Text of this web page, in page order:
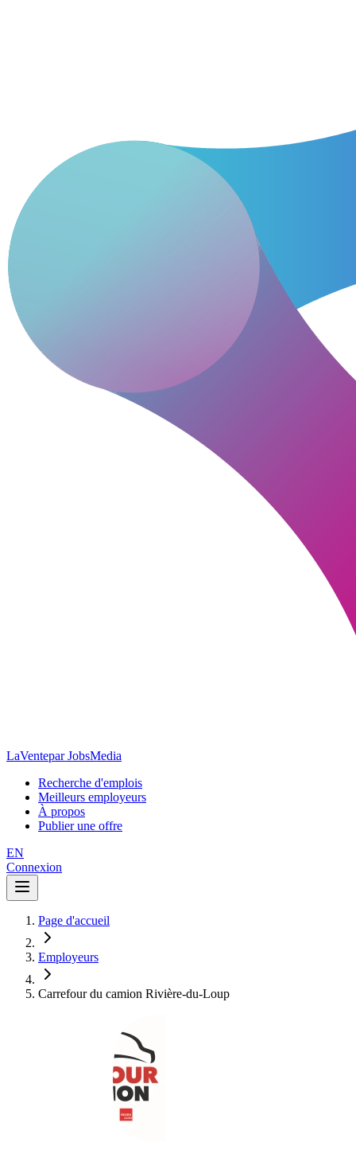
LaVentepar JobsMedia
Recherche d'emplois
Meilleurs employeurs
À propos
Publier une offre
EN
Connexion
Page d'accueil
Employeurs
Carrefour du camion Rivière-du-Loup